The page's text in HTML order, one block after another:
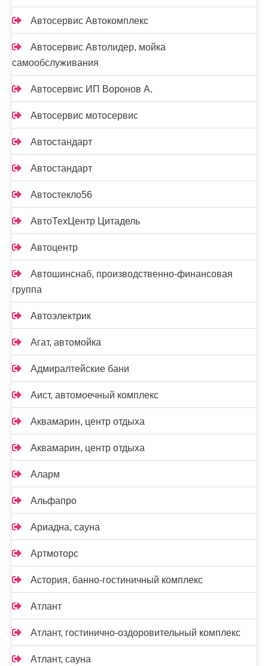
Автосервис Автокомплекс
Автосервис Автолидер, мойка
самообслуживания
Автосервис ИП Воронов А.
Автосервис мотосервис
Автостандарт
Автостандарт
Автостекло56
АвтоТехЦентр Цитадель
Автоцентр
Автошинснаб, производственно-финансовая
группа
Автоэлектрик
Агат, автомойка
Адмиралтейские бани
Аист, автомоечный комплекс
Аквамарин, центр отдыха
Аквамарин, центр отдыха
Аларм
Альфапро
Ариадна, сауна
Артмоторс
Астория, банно-гостиничный комплекс
Атлант
Атлант, гостинично-оздоровительный комплекс
Атлант, сауна